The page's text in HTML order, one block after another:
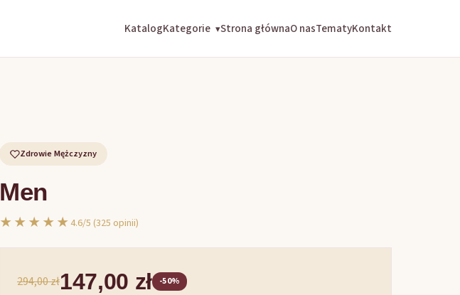
KatalogKategorie ▾Strona głównaO nasTematyKontakt
Zdrowie Mężczyzny
Men
★★★★★4.6/5 (325 opinii)
294,00 zł147,00 zł -50%